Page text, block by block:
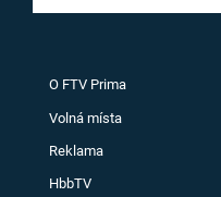
O FTV Prima
Volná místa
Reklama
HbbTV